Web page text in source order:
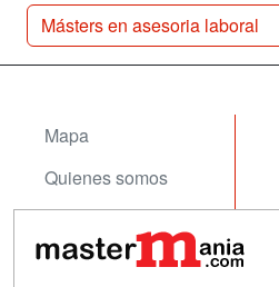
Másters en asesoria laboral
Mapa
Quienes somos
Acceso Usuarios